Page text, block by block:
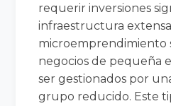
requerir inversiones
infraestructura
microemprendimiento
negocios de pequeña
ser gestionados por
grupo reducido. Este